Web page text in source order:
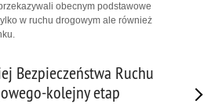
obecnym podstawowe
w ruchu drogowym ale również
Bezpieczeństwa Ruchu
kolejny etap